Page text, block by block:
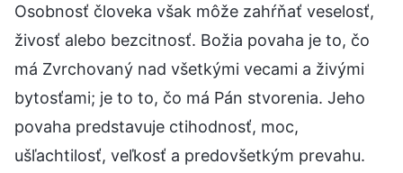
Osobnosť človeka však môže zahŕňať veselosť,
živosť alebo bezcitnosť. Božia povaha je to, čo
má Zvrchovaný nad všetkými vecami a živými
bytosťami; je to to, čo má Pán stvorenia. Jeho
povaha predstavuje ctihodnosť, moc,
ušľachtilosť, veľkosť a predovšetkým prevahu.